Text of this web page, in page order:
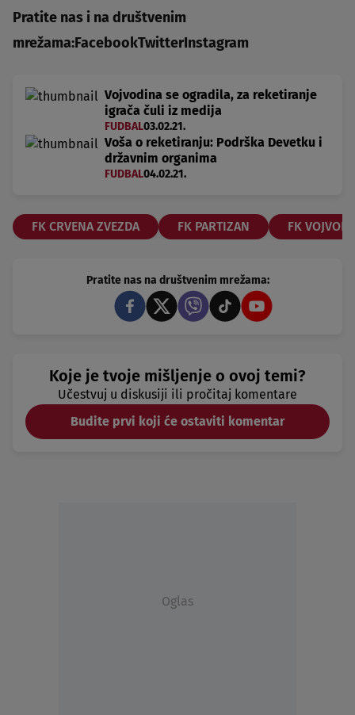
Pratite nas i na društvenim
mrežama:FacebookTwitterInstagram
Vojvodina se ogradila, za reketiranje
igrača čuli iz medija
FUDBAL03.02.21.
Voša o reketiranju: Podrška Devetku i
državnim organima
FUDBAL04.02.21.
FK CRVENA ZVEZDA FK PARTIZAN FK
Pratite nas na društvenim mrežama:
Koje je tvoje mišljenje o ovoj temi?
Učestvuj u diskusiji ili pročitaj komentare
Budite prvi koji će ostaviti komentar
Oglas